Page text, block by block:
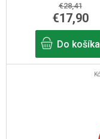
€28,41
€17,90
Do košíka